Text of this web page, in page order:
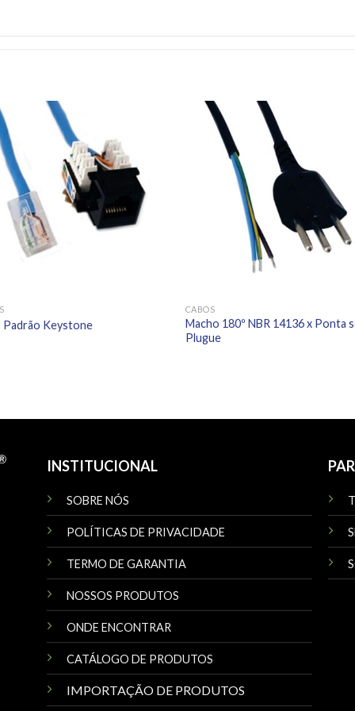
Padrão Keystone
CABOS
Macho 180º NBR 14136 x Ponta
Plugue
INSTITUCIONAL
SOBRE NÓS
POLÍTICAS DE PRIVACIDADE
TERMO DE GARANTIA
NOSSOS PRODUTOS
ONDE ENCONTRAR
CATÁLOGO DE PRODUTOS
IMPORTAÇÃO DE PRODUTOS